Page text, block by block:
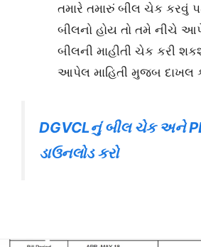
તમારે તમારું બીલ ચેક કરવું
બીલનો હોય તો તમે નીચે
બીલની માહીતી ચેક કરી
આપેલ માહિતી મુજબ દાખલ
DGVCLનું બીલ ચેક અને
ડાઉનલોડ કરો